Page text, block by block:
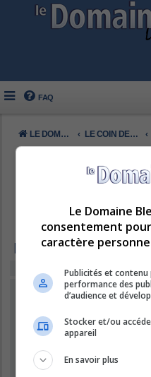
FAQ
LE DOMAINE BLEU LE COIN DES MEMBRES
PHOTOS DU
Vous ne pouvez pas voir ou
CONNEXION•INSCRIPTION
Le Domaine
consentement
caractère
Publicités et
performance des
d’audience et
Stocker et/ou
appareil
En savoir plus